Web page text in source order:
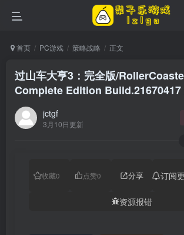
首页 PC游戏 策略战略 正文
过山车大亨3：完全版/
Complete Edition Build.21670417
jctgf
3月10日更新
收藏0 点赞0 分享 订阅
资源报错